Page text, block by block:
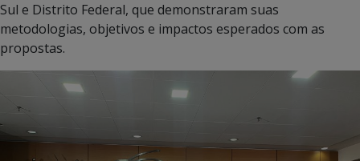
Sul e Distrito Federal, que demonstraram suas
metodologias, objetivos e impactos esperados com as
propostas.